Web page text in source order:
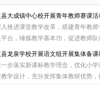
大成镇中心校开展青年教师赛课活
入推进课堂教学改革，搭建青年教师
平台，锤炼教学基本功，促进教师队
发展， ...
龙泉学校开展语文组开展集体备课
一步落实新课标教学理念，优化小学
学设计，充分发挥集体教研优势，